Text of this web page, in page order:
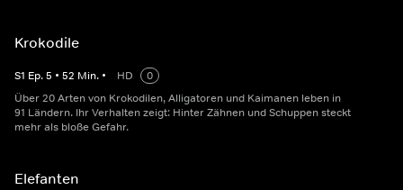
Krokodile
S1 Ep.5 • 52 Min. • HD
0
Über 20 Arten von Krokodilen, Alligatoren und Kaimanen leben in
91 Ländern. Ihr Verhalten zeigt: Hinter Zähnen und Schuppen steckt
mehr als bloße Gefahr.
Elefanten